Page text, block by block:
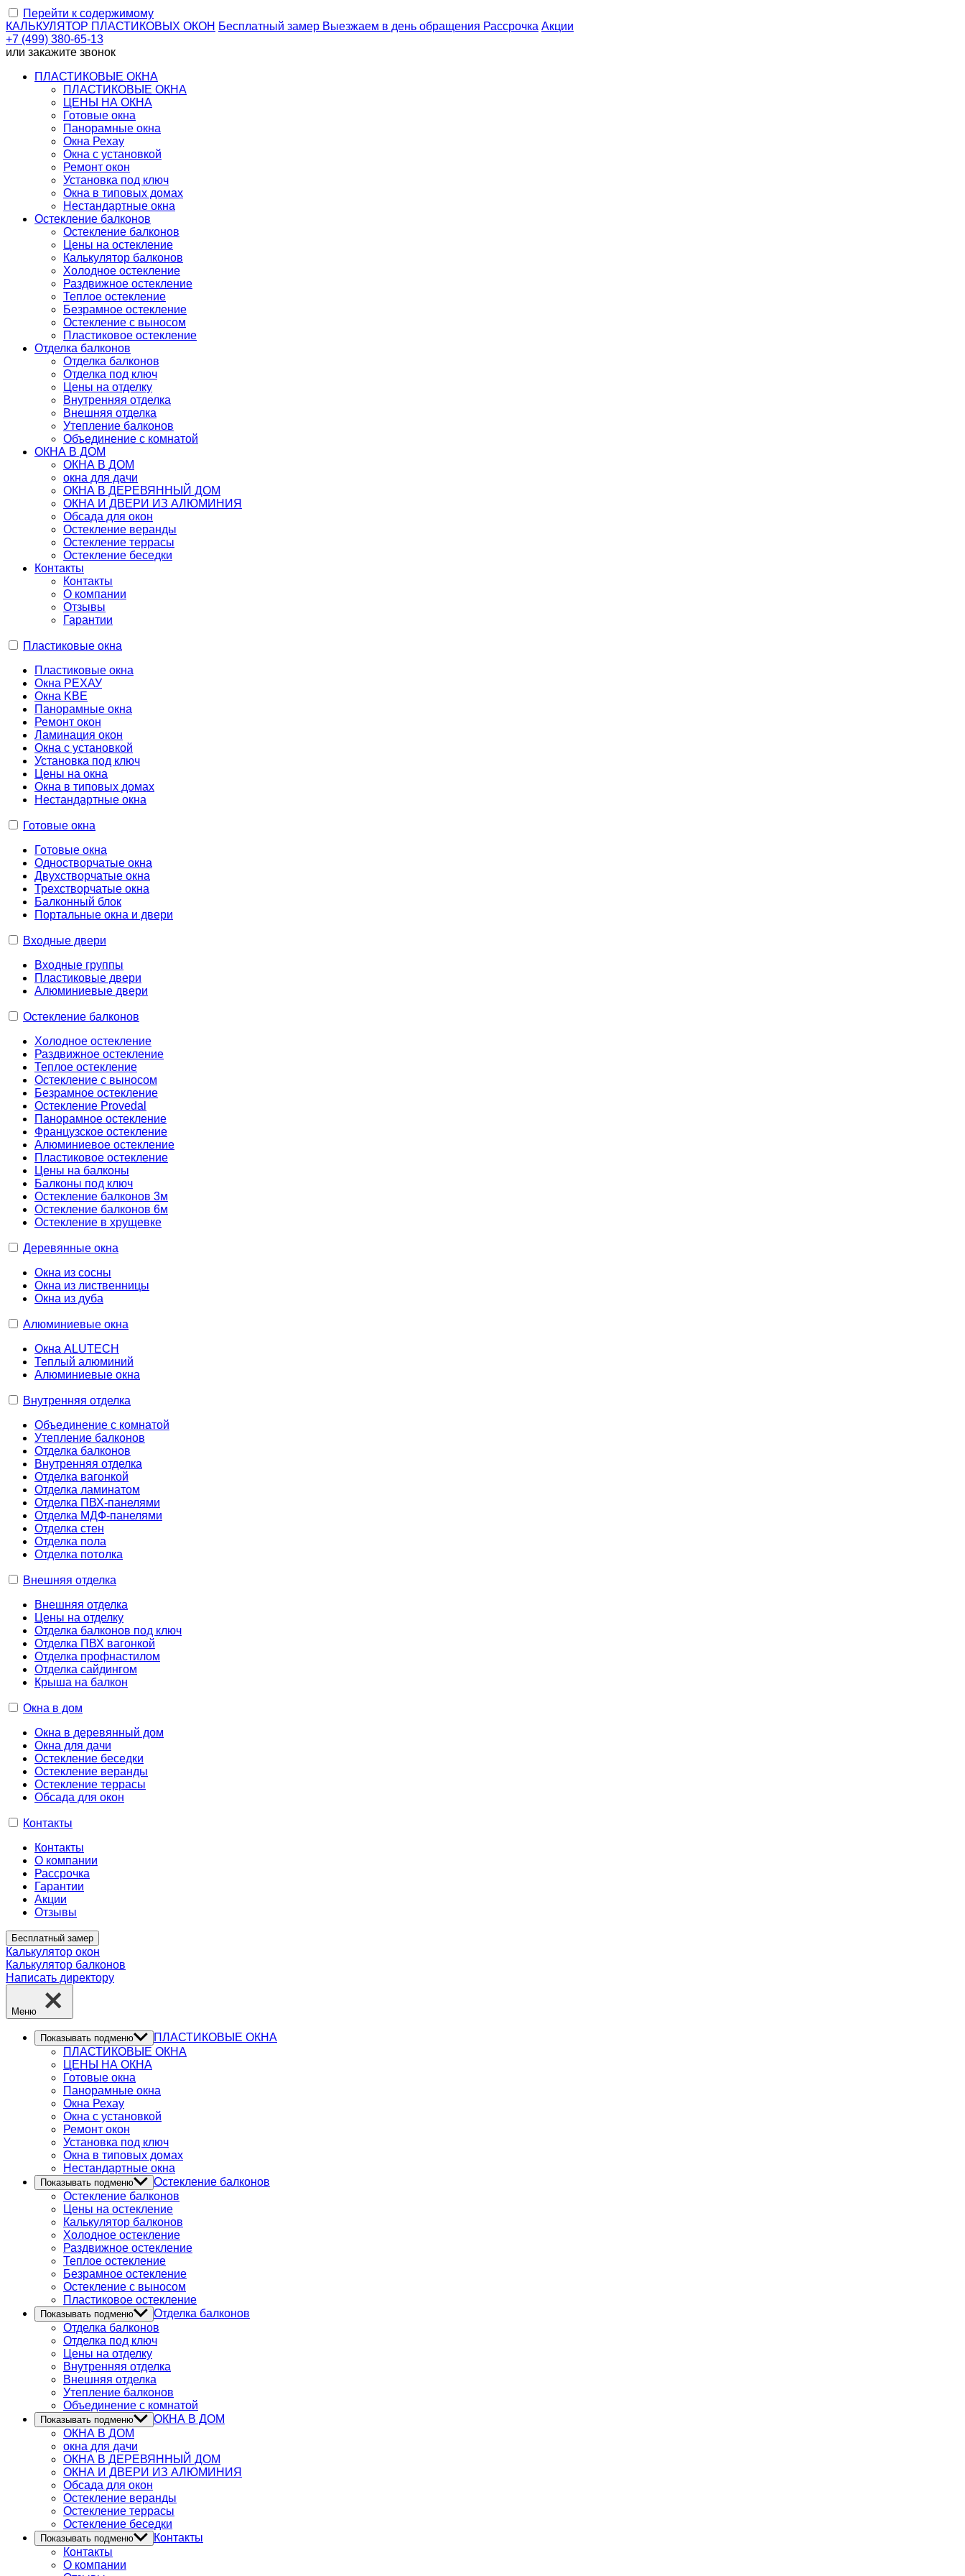
Перейти к содержимому
КАЛЬКУЛЯТОР ПЛАСТИКОВЫХ ОКОН Бесплатный замер Выезжаем в день обращения Рассрочка Акции
+7 (499) 380-65-13
или закажите звонок
ПЛАСТИКОВЫЕ ОКНА
ПЛАСТИКОВЫЕ ОКНА
ЦЕНЫ НА ОКНА
Готовые окна
Панорамные окна
Окна Рехау
Окна с установкой
Ремонт окон
Установка под ключ
Окна в типовых домах
Нестандартные окна
Остекление балконов
Остекление балконов
Цены на остекление
Калькулятор балконов
Холодное остекление
Раздвижное остекление
Теплое остекление
Безрамное остекление
Остекление с выносом
Пластиковое остекление
Отделка балконов
Отделка балконов
Отделка под ключ
Цены на отделку
Внутренняя отделка
Внешняя отделка
Утепление балконов
Объединение с комнатой
ОКНА В ДОМ
ОКНА В ДОМ
окна для дачи
ОКНА В ДЕРЕВЯННЫЙ ДОМ
ОКНА И ДВЕРИ ИЗ АЛЮМИНИЯ
Обсада для окон
Остекление веранды
Остекление террасы
Остекление беседки
Контакты
Контакты
О компании
Отзывы
Гарантии
Пластиковые окна
Пластиковые окна
Окна РЕХАУ
Окна KBE
Панорамные окна
Ремонт окон
Ламинация окон
Окна с установкой
Установка под ключ
Цены на окна
Окна в типовых домах
Нестандартные окна
Готовые окна
Готовые окна
Одностворчатые окна
Двухстворчатые окна
Трехстворчатые окна
Балконный блок
Портальные окна и двери
Входные двери
Входные группы
Пластиковые двери
Алюминиевые двери
Остекление балконов
Холодное остекление
Раздвижное остекление
Теплое остекление
Остекление с выносом
Безрамное остекление
Остекление Provedal
Панорамное остекление
Французское остекление
Алюминиевое остекление
Пластиковое остекление
Цены на балконы
Балконы под ключ
Остекление балконов 3м
Остекление балконов 6м
Остекление в хрущевке
Деревянные окна
Окна из сосны
Окна из лиственницы
Окна из дуба
Алюминиевые окна
Окна ALUTECH
Теплый алюминий
Алюминиевые окна
Внутренняя отделка
Объединение с комнатой
Утепление балконов
Отделка балконов
Внутренняя отделка
Отделка вагонкой
Отделка ламинатом
Отделка ПВХ-панелями
Отделка МДФ-панелями
Отделка стен
Отделка пола
Отделка потолка
Внешняя отделка
Внешняя отделка
Цены на отделку
Отделка балконов под ключ
Отделка ПВХ вагонкой
Отделка профнастилом
Отделка сайдингом
Крыша на балкон
Окна в дом
Окна в деревянный дом
Окна для дачи
Остекление беседки
Остекление веранды
Остекление террасы
Обсада для окон
Контакты
Контакты
О компании
Рассрочка
Гарантии
Акции
Отзывы
Бесплатный замер
Калькулятор окон
Калькулятор балконов
Написать директору
Меню
Показывать подменю
ПЛАСТИКОВЫЕ ОКНА
ПЛАСТИКОВЫЕ ОКНА
ЦЕНЫ НА ОКНА
Готовые окна
Панорамные окна
Окна Рехау
Окна с установкой
Ремонт окон
Установка под ключ
Окна в типовых домах
Нестандартные окна
Показывать подменю
Остекление балконов
Остекление балконов
Цены на остекление
Калькулятор балконов
Холодное остекление
Раздвижное остекление
Теплое остекление
Безрамное остекление
Остекление с выносом
Пластиковое остекление
Показывать подменю
Отделка балконов
Отделка балконов
Отделка под ключ
Цены на отделку
Внутренняя отделка
Внешняя отделка
Утепление балконов
Объединение с комнатой
Показывать подменю
ОКНА В ДОМ
ОКНА В ДОМ
окна для дачи
ОКНА В ДЕРЕВЯННЫЙ ДОМ
ОКНА И ДВЕРИ ИЗ АЛЮМИНИЯ
Обсада для окон
Остекление веранды
Остекление террасы
Остекление беседки
Показывать подменю
Контакты
Контакты
О компании